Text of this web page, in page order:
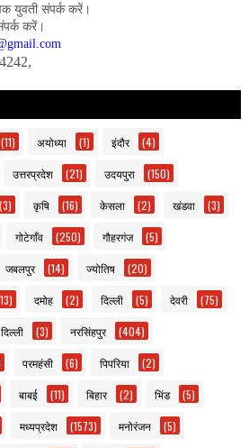
युवती संपर्क करें।
करें।
(11) अयोध्या (1) इंदौर (4)
उत्तरप्रदेश (21) उदयपुरा (150)
(3) कृषि (16) केसला (2) खंडवा (3)
गोटेगाँव (250) गौहरगंज (5)
जबलपुर (14) ज्योतिष (20)
दमोह (2) दिल्ली (5) देवरी (75)
(3) नरसिंहपुर (404)
परमहंसी (6) पिपरिया (2)
बाबई (11) बिहार (2) भिंड (5)
मध्यप्रदेश (1573) मनोरंजन (5)